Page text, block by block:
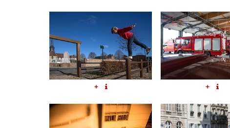
+ +